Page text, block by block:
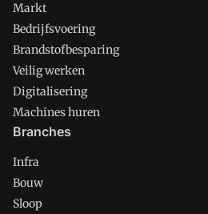
Markt
Bedrijfsvoering
Brandstofbesparing
Veilig werken
Digitalisering
Machines huren
Branches
Infra
Bouw
Sloop